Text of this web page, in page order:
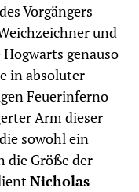
Vorgängers
und
Hogwarts genauso
in absoluter
Feuerinferno
Arm dieser
sowohl ein
die Größe der
Nicholas